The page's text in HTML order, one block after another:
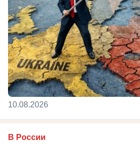
10.08.2026
В России